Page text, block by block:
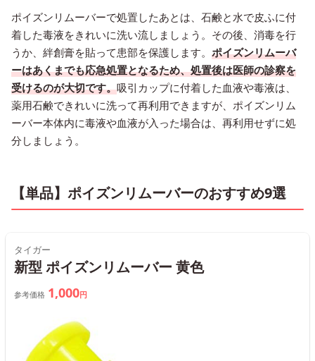
ポイズンリムーバーで処置したあとは、石鹸と水で皮ふに付
着した毒液をきれいに洗い流しましょう。その後、消毒を行
うか、絆創膏を貼って患部を保護します。 ポイズンリムーバ
ーはあくまでも応急処置となるため、処置後は医師の診察を
受けるのが大切です。吸引カップに付着した血液や毒液は、
薬用石鹸できれいに洗って再利用できますが、ポイズンリム
ーバー本体内に毒液や血液が入った場合は、再利用せずに処
分しましょう。
【単品】ポイズンリムーバーのおすすめ9選
タイガー
新型 ポイズンリムーバー 黄色
参考価格 1,000円